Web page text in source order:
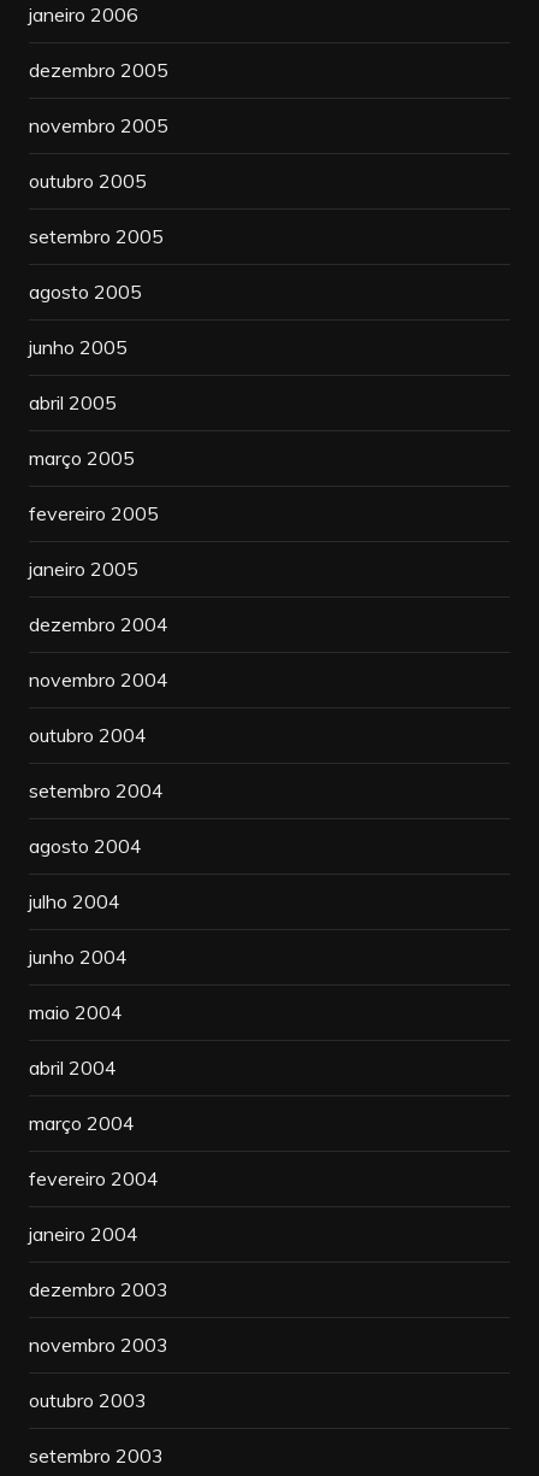
janeiro 2006
dezembro 2005
novembro 2005
outubro 2005
setembro 2005
agosto 2005
junho 2005
abril 2005
março 2005
fevereiro 2005
janeiro 2005
dezembro 2004
novembro 2004
outubro 2004
setembro 2004
agosto 2004
julho 2004
junho 2004
maio 2004
abril 2004
março 2004
fevereiro 2004
janeiro 2004
dezembro 2003
novembro 2003
outubro 2003
setembro 2003